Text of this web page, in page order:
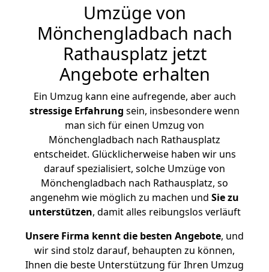
Umzüge von
Mönchengladbach nach
Rathausplatz jetzt
Angebote erhalten
Ein Umzug kann eine aufregende, aber auch
stressige Erfahrung sein, insbesondere wenn
man sich für einen Umzug von
Mönchengladbach nach Rathausplatz
entscheidet. Glücklicherweise haben wir uns
darauf spezialisiert, solche Umzüge von
Mönchengladbach nach Rathausplatz, so
angenehm wie möglich zu machen und Sie zu
unterstützen, damit alles reibungslos verläuft
Unsere Firma kennt die besten Angebote, und
wir sind stolz darauf, behaupten zu können,
Ihnen die beste Unterstützung für Ihren Umzug